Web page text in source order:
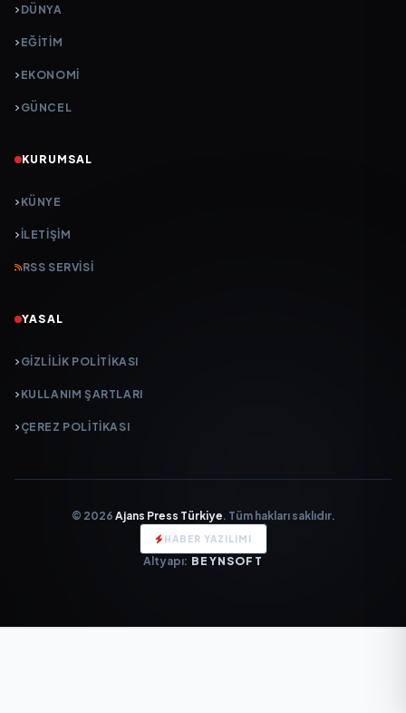
DÜNYA
EĞİTİM
EKONOMİ
GÜNCEL
KURUMSAL
KÜNYE
İLETIŞIM
RSS SERVISI
YASAL
GIZLILIK POLITIKASI
KULLANIM ŞARTLARI
ÇEREZ POLITIKASI
© 2026 Ajans Press Türkiye. Tüm hakları saklıdır.
HABER YAZILIMI
Altyapı: BEYNSOFT